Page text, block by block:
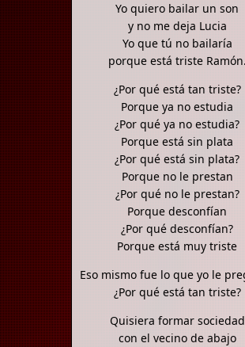
Yo quiero bailar un son
y no me deja Lucia
Yo que tú no bailaría
porque está triste Ramón.
¿Por qué está tan triste?
Porque ya no estudia
¿Por qué ya no estudia?
Porque está sin plata
¿Por qué está sin plata?
Porque no le prestan
¿Por qué no le prestan?
Porque desconfían
¿Por qué desconfían?
Porque está muy triste
Eso mismo fue lo que yo le
¿Por qué está tan triste?
Quisiera formar sociedad
con el vecino de abajo